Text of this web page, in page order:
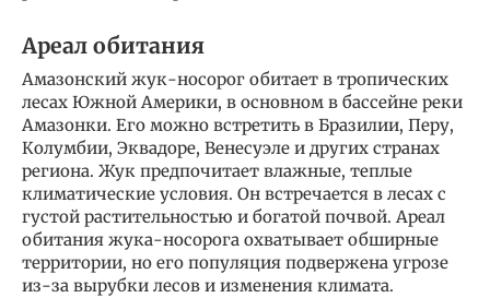
Ареал обитания
Амазонский жук-носорог обитает в тропических
лесах Южной Америки, в основном в бассейне реки
Амазонки. Его можно встретить в Бразилии, Перу,
Колумбии, Эквадоре, Венесуэле и других странах
региона. Жук предпочитает влажные, теплые
климатические условия. Он встречается в лесах с
густой растительностью и богатой почвой. Ареал
обитания жука-носорога охватывает обширные
территории, но его популяция подвержена угрозе
из-за вырубки лесов и изменения климата.